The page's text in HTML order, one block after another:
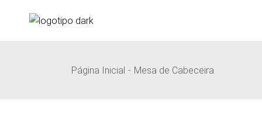
Página Inicial Mesa de Cabeceira